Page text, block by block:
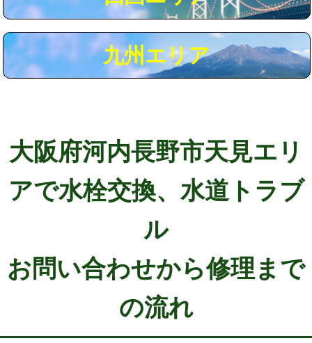
九州エリア
大阪府河内長野市天見エリ
アで水栓交換、水道トラブ
ル
お問い合わせから修理まで
の流れ